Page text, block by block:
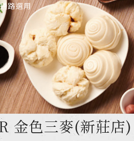
路選用
金色三麥(新莊店)